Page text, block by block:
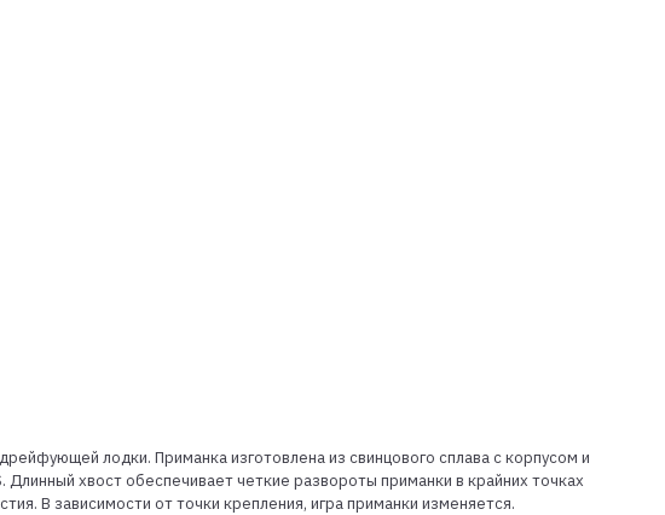
лодки. Приманка изготовлена из свинцового сплава с корпусом и
хвост обеспечивает четкие развороты приманки в крайних точках
В зависимости от точки крепления, игра приманки изменяется.